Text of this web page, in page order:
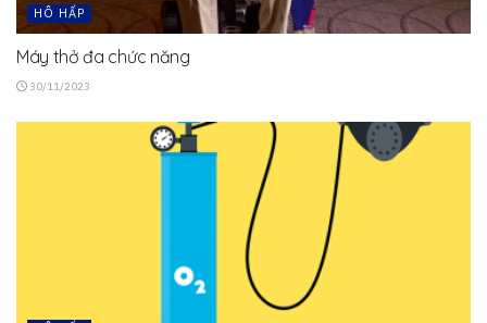
HÔ HẤP
Máy thở đa chức năng
30/11/2023